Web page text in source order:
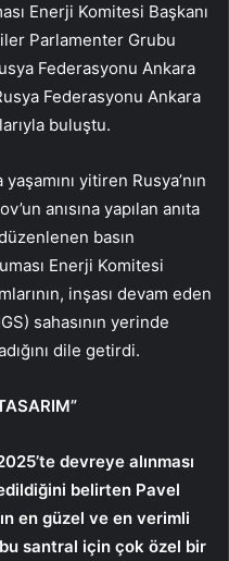
Enerji Komitesi Başkanı
Parlamenter Grubu
Federasyonu Ankara
Federasyonu Ankara
buluştu.
yaşamını yitiren Rusya’nın
anısına yapılan anıta
basın
Enerji Komitesi
inşası devam eden
sahasının yerinde
dile getirdi.
devreye alınması
belirten Pavel
en güzel ve en verimli
santral için çok özel bir